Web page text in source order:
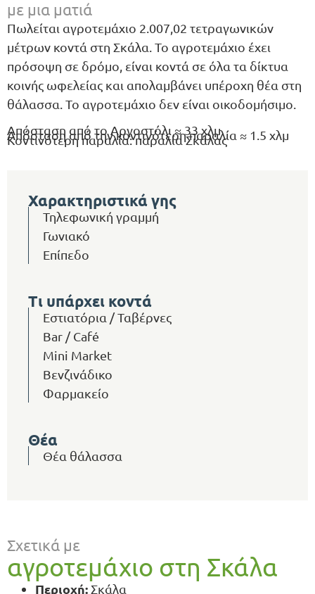
με μια ματιά
Πωλείται αγροτεμάχιο 2.007,02 τετραγωνικών
μέτρων κοντά στη Σκάλα. Το αγροτεμάχιο έχει
πρόσοψη σε δρόμο, είναι κοντά σε όλα τα δίκτυα
κοινής ωφελείας και απολαμβάνει υπέροχη θέα στη
θάλασσα. Το αγροτεμάχιο δεν είναι οικοδομήσιμο.
Απόσταση από το Αργοστόλι ≈ 33 χλμ
Απόσταση από την κοντινότερη παραλία ≈ 1.5 χλμ
Κοντινότερη παραλία: παραλία Σκάλας
Χαρακτηριστικά γης
Τηλεφωνική γραμμή
Γωνιακό
Επίπεδο
Τι υπάρχει κοντά
Εστιατόρια / Ταβέρνες
Bar / Café
Mini Market
Βενζινάδικο
Φαρμακείο
Θέα
Θέα θάλασσα
Σχετικά με
αγροτεμάχιο στη Σκάλα
Περιοχή: Σκάλα